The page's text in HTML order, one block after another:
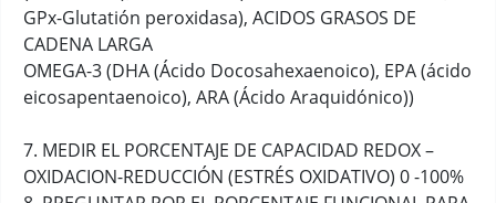
GPx-Glutatión peroxidasa), ACIDOS GRASOS DE
CADENA LARGA
OMEGA-3 (DHA (Ácido Docosahexaenoico), EPA (ácido
eicosapentaenoico), ARA (Ácido Araquidónico))
7. MEDIR EL PORCENTAJE DE CAPACIDAD REDOX –
OXIDACION-REDUCCIÓN (ESTRÉS OXIDATIVO) 0 -100%